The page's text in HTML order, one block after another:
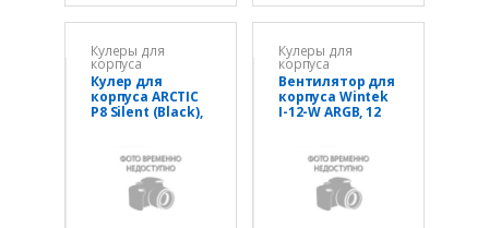
Кулеры для
корпуса
Кулер для
корпуса ARCTIC
P8 Silent (Black),
3Pin, Fluid
Dynamic Bearing
Кулеры для
корпуса
Вентилятор для
корпуса Wintek
I-12-W ARGB, 12